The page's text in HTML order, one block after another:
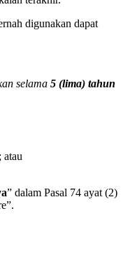
digunakan dapat
selama 5 (lima) tahun
atau
” dalam Pasal 74 ayat (2)